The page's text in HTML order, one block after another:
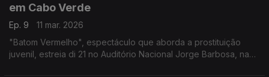
em Cabo Verde
Ep. 9
11 mar. 2026
"Batom Vermelho", espectáculo que aborda a prostituição
juvenil, estreia di 21 no Auditório Nacional Jorge Barbosa, na